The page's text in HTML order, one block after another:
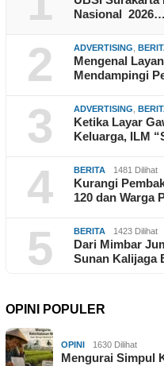
Nasional 2026…
2 ADVERTISING
Mengenal
Mendampingi
3 ADVERTISING
Ketika Layar
Keluarga, ILM
4 BERITA 1481 Dilihat
Kurangi
120 dan Warga
5 BERITA 1423 Dilihat
Dari Mimbar
Sunan Kalijaga
OPINI POPULER
OPINI 1630 Dilihat
Mengurai Simpul